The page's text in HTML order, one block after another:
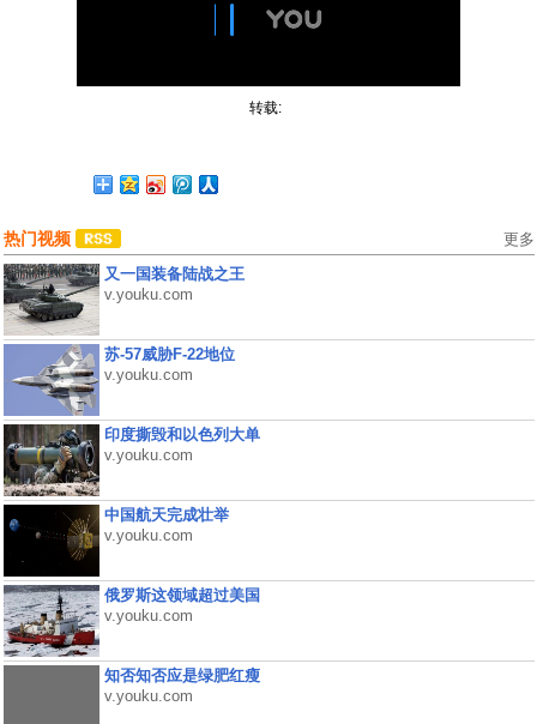
转载:
热门视频 更多
又一国装备陆战之王
v.youku.com
苏-57威胁F-22地位
v.youku.com
印度撕毁和以色列大单
v.youku.com
中国航天完成壮举
v.youku.com
俄罗斯这领域超过美国
v.youku.com
知否知否应是绿肥红瘦
v.youku.com